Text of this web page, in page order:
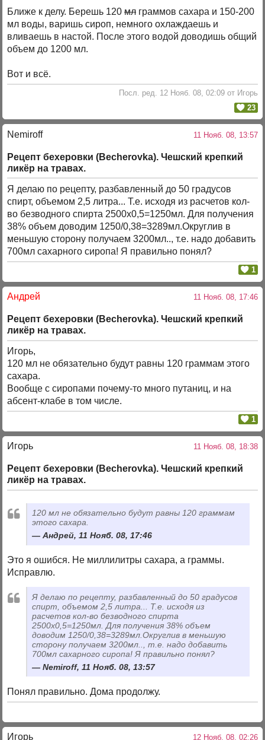
Ближе к делу. Берешь 120мл граммов сахара и 150-200
мл воды, варишь сироп, немного охлаждаешь и
вливаешь в настой. После этого водой доводишь общий
объем до 1200 мл.
Вот и всё.
Посл. ред. 12 Нояб. 08, 02:09 от Игорь
23
Nemiroff 11 Нояб. 08, 13:57
Рецепт бехеровки (Becherovka). Чешский крепкий
ликёр на травах.
Я делаю по рецепту, разбавленный до 50 градусов
спирт, объемом 2,5 литра... Т.е. исходя из расчетов кол-
во безводного спирта 2500x0,5=1250мл. Для получения
38% объем доводим 1250/0,38=3289мл.Округлив в
меньшую сторону получаем 3200мл.., т.е. надо добавить
700мл сахарного сиропа! Я правильно понял?
1
Андрей 11 Нояб. 08, 17:46
Рецепт бехеровки (Becherovka). Чешский крепкий
ликёр на травах.
Игорь,
120 мл не обязательно будут равны 120 граммам этого
сахара.
Вообще с сиропами почему-то много путаниц, и на
абсент-клабе в том числе.
1
Игорь 11 Нояб. 08, 18:38
Рецепт бехеровки (Becherovka). Чешский крепкий
ликёр на травах.
120 мл не обязательно будут равны 120 граммам
этого сахара.
Андрей, 11 Нояб. 08, 17:46
Это я ошибся. Не миллилитры сахара, а граммы.
Исправлю.
Я делаю по рецепту, разбавленный до 50 градусов
спирт, объемом 2,5 литра... Т.е. исходя из
расчетов кол-во безводного спирта
2500x0,5=1250мл. Для получения 38% объем
доводим 1250/0,38=3289мл.Округлив в меньшую
сторону получаем 3200мл.., т.е. надо добавить
700мл сахарного сиропа! Я правильно понял?
Nemiroff, 11 Нояб. 08, 13:57
Понял правильно. Дома продолжу.
Игорь 12 Нояб. 08, 02:26